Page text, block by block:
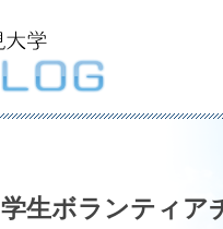
学生ボランティア